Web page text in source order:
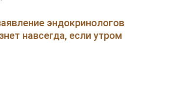
Комиссия
эндокринологов
навсегда, если утром